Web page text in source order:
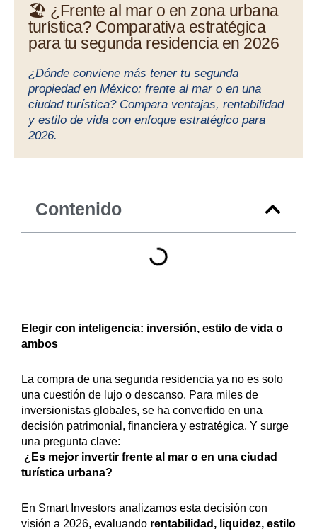
🏖️ ¿Frente al mar o en zona urbana
turística? Comparativa estratégica
para tu segunda residencia en 2026
¿Dónde conviene más tener tu segunda
propiedad en México: frente al mar o en una
ciudad turística? Compara ventajas, rentabilidad
y estilo de vida con enfoque estratégico para
2026.
Contenido
Elegir con inteligencia: inversión, estilo de vida o
ambos
La compra de una segunda residencia ya no es solo
una cuestión de lujo o descanso. Para miles de
inversionistas globales, se ha convertido en una
decisión patrimonial, financiera y estratégica. Y surge
una pregunta clave:
¿Es mejor invertir frente al mar o en una ciudad
turística urbana?
En Smart Investors analizamos esta decisión con
visión a 2026, evaluando rentabilidad, liquidez, estilo